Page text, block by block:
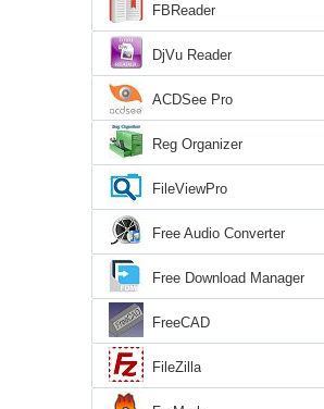
FBReader
DjVu Reader
ACDSee Pro
Reg Organizer
FileViewPro
Free Audio Converter
Free Download Manager
FreeCAD
FileZilla